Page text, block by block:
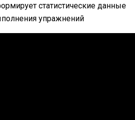
статистические данные
упражнений